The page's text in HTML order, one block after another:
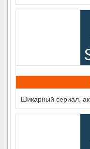
Шикарный сериал,